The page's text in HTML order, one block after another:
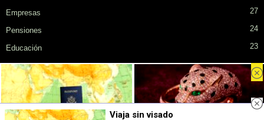
Empresas 27
Pensiones 24
Educación 23
Privacidad Cookies Publicidad en SiendoMayor
Sobre Nosotros
Viaja sin visado